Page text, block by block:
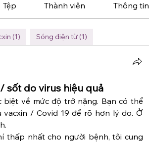
Tệp Thành viên Thông tin
(1) Sóng điện từ (1)
sốt do virus hiệu quả
biệt về mức độ trở nặng. Bạn có thể
/ Covid 19 để rõ hơn lý do. Ở
thấp nhất cho người bệnh, tôi cung